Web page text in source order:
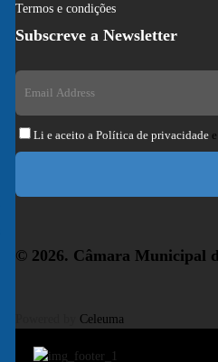
Termos e condições
Subscreve a Newsletter
Li e aceito a Política de privacidade
© 2026. Câmara Municipal
Celeuma